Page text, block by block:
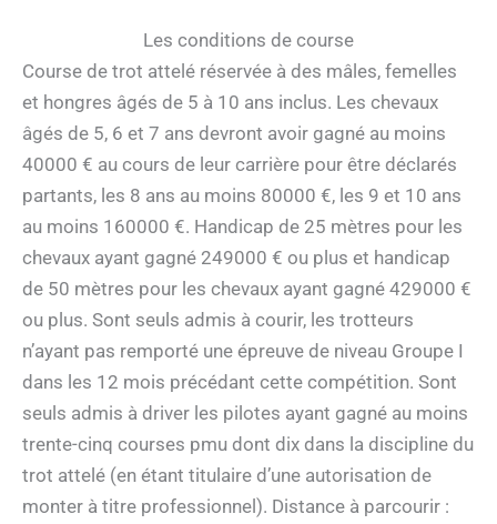
Les conditions de course
Course de trot attelé réservée à des mâles, femelles
et hongres âgés de 5 à 10 ans inclus. Les chevaux
âgés de 5, 6 et 7 ans devront avoir gagné au moins
40000 € au cours de leur carrière pour être déclarés
partants, les 8 ans au moins 80000 €, les 9 et 10 ans
au moins 160000 €. Handicap de 25 mètres pour les
chevaux ayant gagné 249000 € ou plus et handicap
de 50 mètres pour les chevaux ayant gagné 429000 €
ou plus. Sont seuls admis à courir, les trotteurs
n’ayant pas remporté une épreuve de niveau Groupe I
dans les 12 mois précédant cette compétition. Sont
seuls admis à driver les pilotes ayant gagné au moins
trente-cinq courses pmu dont dix dans la discipline du
trot attelé (en étant titulaire d’une autorisation de
monter à titre professionnel). Distance à parcourir :